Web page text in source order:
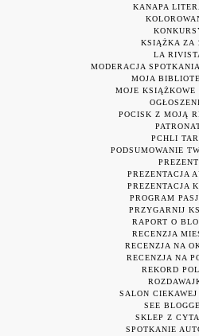
KANAPA
KSIĄŻKA ZA
LA
MODERACJA
MOJA
MOJE KSIĄŻKOWE
POCISK Z MOJĄ
PCHLI
PODSUMOWANIE
PREZENT
PREZENTACJA
PREZENTACJA
PROGRAM
PRZYGARNIJ
RAPORT O
RECENZJA
RECENZJA NA
RECENZJA NA
REKORD
SALON
SEE
SKLEP Z
SPOTKANIE